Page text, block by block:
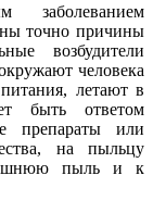
заболеванием
точно причины
возбудители
человека
летают в
быть ответом
препараты или
на пыльцу
пыль и к